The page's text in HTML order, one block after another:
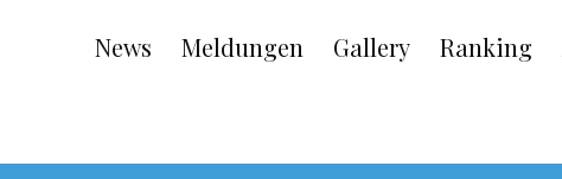
Main
navigation
News Meldungen Gallery Ranking